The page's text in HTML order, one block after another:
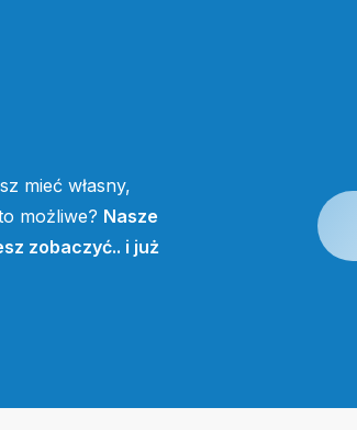
mieć własny,
możliwe? Nasze
zobaczyć.. i już